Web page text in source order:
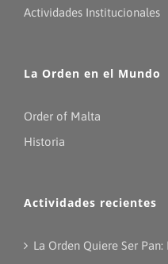
Actividades Institucionales
La Orden en el Mundo
Order of Malta
Historia
Actividades recientes
La Orden Quiere Ser